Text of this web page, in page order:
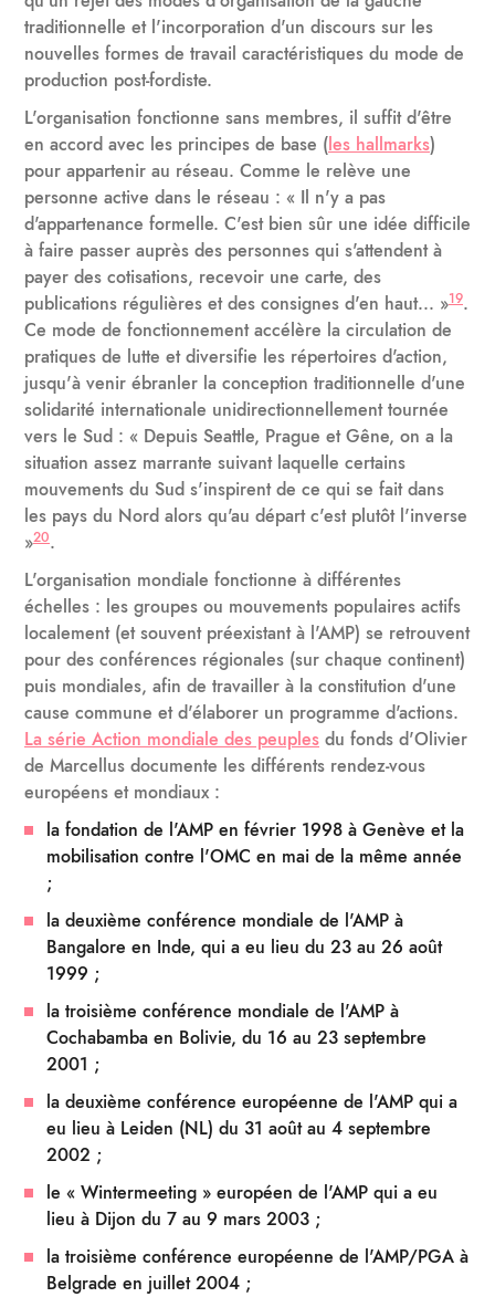
traditionnelle et l'incorporation d'un discours sur les
nouvelles formes de travail caractéristiques du mode de
production post-fordiste.
L'organisation fonctionne sans membres, il suffit d'être
en accord avec les principes de base (les hallmarks)
pour appartenir au réseau. Comme le relève une
personne active dans le réseau : « Il n'y a pas
d'appartenance formelle. C'est bien sûr une idée difficile
à faire passer auprès des personnes qui s'attendent à
payer des cotisations, recevoir une carte, des
publications régulières et des consignes d'en haut... »19.
Ce mode de fonctionnement accélère la circulation de
pratiques de lutte et diversifie les répertoires d'action,
jusqu'à venir ébranler la conception traditionnelle d'une
solidarité internationale unidirectionnellement tournée
vers le Sud : « Depuis Seattle, Prague et Gêne, on a la
situation assez marrante suivant laquelle certains
mouvements du Sud s'inspirent de ce qui se fait dans
les pays du Nord alors qu'au départ c'est plutôt l'inverse
»20.
L'organisation mondiale fonctionne à différentes
échelles : les groupes ou mouvements populaires actifs
localement (et souvent préexistant à l'AMP) se retrouvent
pour des conférences régionales (sur chaque continent)
puis mondiales, afin de travailler à la constitution d'une
cause commune et d'élaborer un programme d'actions.
La série Action mondiale des peuples du fonds d'Olivier
de Marcellus documente les différents rendez-vous
européens et mondiaux :
la fondation de l'AMP en février 1998 à Genève et la
mobilisation contre l'OMC en mai de la même année
;
la deuxième conférence mondiale de l'AMP à
Bangalore en Inde, qui a eu lieu du 23 au 26 août
1999 ;
la troisième conférence mondiale de l'AMP à
Cochabamba en Bolivie, du 16 au 23 septembre
2001 ;
la deuxième conférence européenne de l'AMP qui a
eu lieu à Leiden (NL) du 31 août au 4 septembre
2002 ;
le « Wintermeeting » européen de l'AMP qui a eu
lieu à Dijon du 7 au 9 mars 2003 ;
la troisième conférence européenne de l'AMP/PGA à
Belgrade en juillet 2004 ;